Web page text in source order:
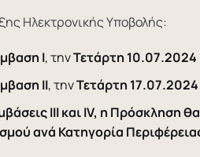
Ηλεκτρονικής Υποβολής:
Ι, τηνΤετάρτη 10.07.2024
ΙΙ, τηνΤετάρτη 17.07.2024
ΙΙΙ και IV, η Πρόσκληση
ανά Κατηγορία